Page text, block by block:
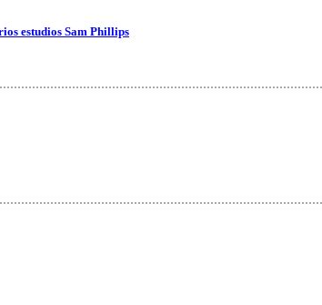
estudios Sam Phillips